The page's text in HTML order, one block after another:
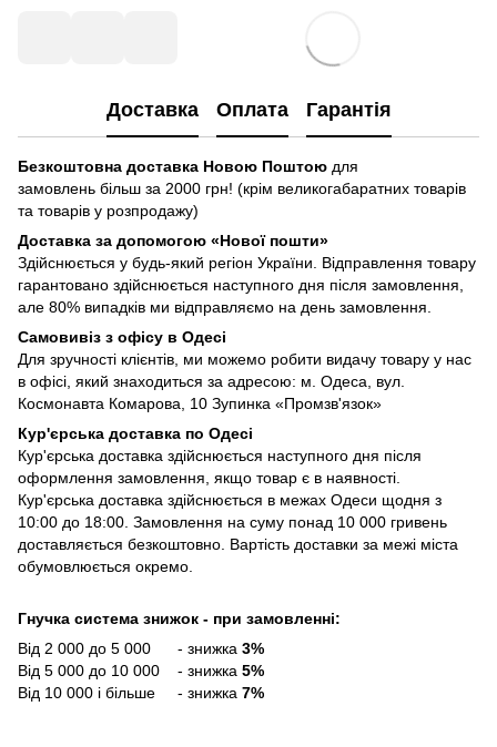
Доставка Оплата Гарантія
Безкоштовна доставка Новою Поштою для
замовлень більш за 2000 грн! (крім великогабаратних товарів
та товарів у розпродажу)
Доставка за допомогою «Нової пошти»
Здійснюється у будь-який регіон України. Відправлення товару
гарантовано здійснюється наступного дня після замовлення,
але 80% випадків ми відправляємо на день замовлення.
Самовивіз з офісу в Одесі
Для зручності клієнтів, ми можемо робити видачу товару у нас
в офісі, який знаходиться за адресою: м. Одеса, вул.
Космонавта Комарова, 10 Зупинка «Промзв'язок»
Кур'єрська доставка по Одесі
Кур'єрська доставка здійснюється наступного дня після
оформлення замовлення, якщо товар є в наявності.
Кур'єрська доставка здійснюється в межах Одеси щодня з
10:00 до 18:00. Замовлення на суму понад 10 000 гривень
доставляється безкоштовно. Вартість доставки за межі міста
обумовлюється окремо.
Гнучка система знижок - при замовленні:
Від 2 000 до 5 000 - знижка 3%
Від 5 000 до 10 000 - знижка 5%
Від 10 000 і більше - знижка 7%